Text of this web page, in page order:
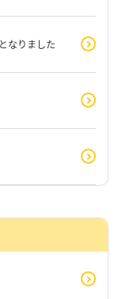
なりました